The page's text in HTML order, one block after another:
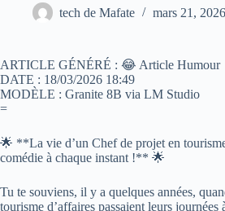
tech de Mafate mars 21, 2026
ARTICLE GÉNÉRÉ : 😂 Article Humour
DATE : 18/03/2026 18:49
MODÈLE : Granite 8B via LM Studio
=
🌟 **La vie d’un Chef de projet en
comédie à chaque instant !** 🌟
Tu te souviens, il y a quelques années,
tourisme d’affaires passaient leurs journées